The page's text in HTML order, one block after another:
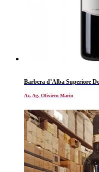
Barbera d’Alba Superiore
Az. Ag. Oliviero Mario